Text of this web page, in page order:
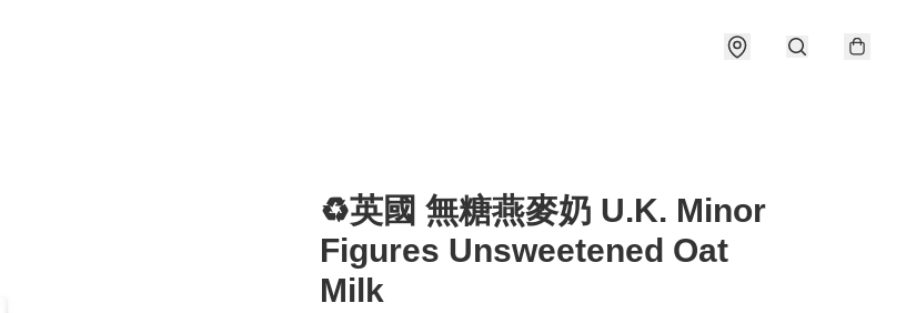
♻️英國 無糖燕麥奶 U.K. Minor
Figures Unsweetened Oat
Milk